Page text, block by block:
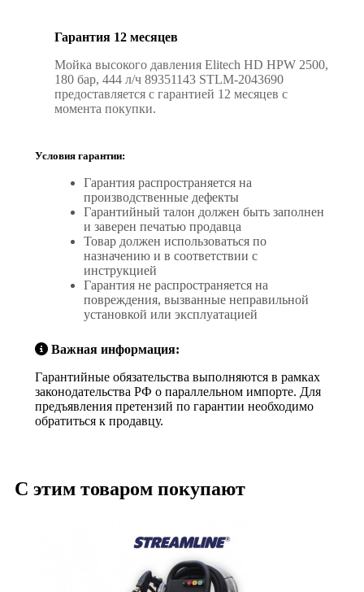
Гарантия 12 месяцев
Мойка высокого давления Elitech HD HPW 2500,
180 бар, 444 л/ч 89351143 STLM-2043690
предоставляется с гарантией 12 месяцев с
момента покупки.
Условия гарантии:
Гарантия распространяется на
производственные дефекты
Гарантийный талон должен быть заполнен
и заверен печатью продавца
Товар должен использоваться по
назначению и в соответствии с
инструкцией
Гарантия не распространяется на
повреждения, вызванные неправильной
установкой или эксплуатацией
Важная информация:
Гарантийные обязательства выполняются в рамках
законодательства РФ о параллельном импорте. Для
предъявления претензий по гарантии необходимо
обратиться к продавцу.
С этим товаром покупают